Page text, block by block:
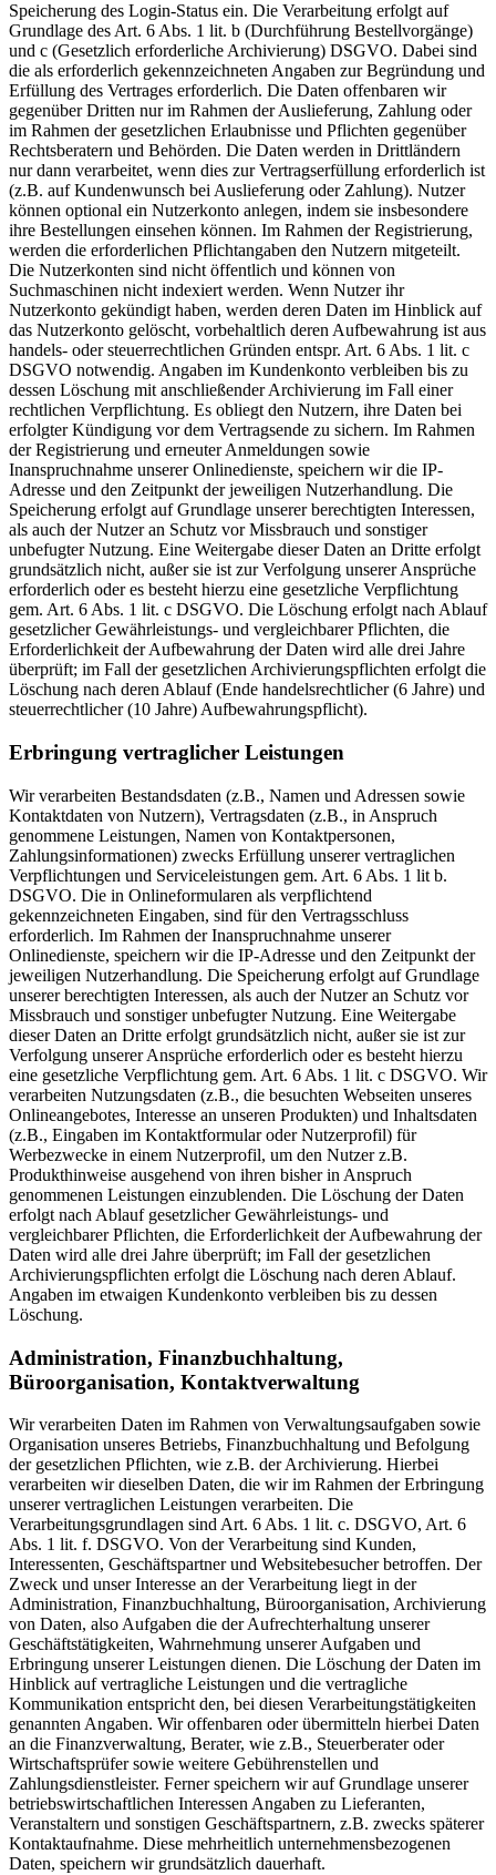
Speicherung des Login-Status ein. Die Verarbeitung erfolgt auf
Grundlage des Art. 6 Abs. 1 lit. b (Durchführung Bestellvorgänge)
und c (Gesetzlich erforderliche Archivierung) DSGVO. Dabei sind
die als erforderlich gekennzeichneten Angaben zur Begründung und
Erfüllung des Vertrages erforderlich. Die Daten offenbaren wir
gegenüber Dritten nur im Rahmen der Auslieferung, Zahlung oder
im Rahmen der gesetzlichen Erlaubnisse und Pflichten gegenüber
Rechtsberatern und Behörden. Die Daten werden in Drittländern
nur dann verarbeitet, wenn dies zur Vertragserfüllung erforderlich ist
(z.B. auf Kundenwunsch bei Auslieferung oder Zahlung). Nutzer
können optional ein Nutzerkonto anlegen, indem sie insbesondere
ihre Bestellungen einsehen können. Im Rahmen der Registrierung,
werden die erforderlichen Pflichtangaben den Nutzern mitgeteilt.
Die Nutzerkonten sind nicht öffentlich und können von
Suchmaschinen nicht indexiert werden. Wenn Nutzer ihr
Nutzerkonto gekündigt haben, werden deren Daten im Hinblick auf
das Nutzerkonto gelöscht, vorbehaltlich deren Aufbewahrung ist aus
handels- oder steuerrechtlichen Gründen entspr. Art. 6 Abs. 1 lit. c
DSGVO notwendig. Angaben im Kundenkonto verbleiben bis zu
dessen Löschung mit anschließender Archivierung im Fall einer
rechtlichen Verpflichtung. Es obliegt den Nutzern, ihre Daten bei
erfolgter Kündigung vor dem Vertragsende zu sichern. Im Rahmen
der Registrierung und erneuter Anmeldungen sowie
Inanspruchnahme unserer Onlinedienste, speichern wir die IP-
Adresse und den Zeitpunkt der jeweiligen Nutzerhandlung. Die
Speicherung erfolgt auf Grundlage unserer berechtigten Interessen,
als auch der Nutzer an Schutz vor Missbrauch und sonstiger
unbefugter Nutzung. Eine Weitergabe dieser Daten an Dritte erfolgt
grundsätzlich nicht, außer sie ist zur Verfolgung unserer Ansprüche
erforderlich oder es besteht hierzu eine gesetzliche Verpflichtung
gem. Art. 6 Abs. 1 lit. c DSGVO. Die Löschung erfolgt nach Ablauf
gesetzlicher Gewährleistungs- und vergleichbarer Pflichten, die
Erforderlichkeit der Aufbewahrung der Daten wird alle drei Jahre
überprüft; im Fall der gesetzlichen Archivierungspflichten erfolgt die
Löschung nach deren Ablauf (Ende handelsrechtlicher (6 Jahre) und
steuerrechtlicher (10 Jahre) Aufbewahrungspflicht).
Erbringung vertraglicher Leistungen
Wir verarbeiten Bestandsdaten (z.B., Namen und Adressen sowie
Kontaktdaten von Nutzern), Vertragsdaten (z.B., in Anspruch
genommene Leistungen, Namen von Kontaktpersonen,
Zahlungsinformationen) zwecks Erfüllung unserer vertraglichen
Verpflichtungen und Serviceleistungen gem. Art. 6 Abs. 1 lit b.
DSGVO. Die in Onlineformularen als verpflichtend
gekennzeichneten Eingaben, sind für den Vertragsschluss
erforderlich. Im Rahmen der Inanspruchnahme unserer
Onlinedienste, speichern wir die IP-Adresse und den Zeitpunkt der
jeweiligen Nutzerhandlung. Die Speicherung erfolgt auf Grundlage
unserer berechtigten Interessen, als auch der Nutzer an Schutz vor
Missbrauch und sonstiger unbefugter Nutzung. Eine Weitergabe
dieser Daten an Dritte erfolgt grundsätzlich nicht, außer sie ist zur
Verfolgung unserer Ansprüche erforderlich oder es besteht hierzu
eine gesetzliche Verpflichtung gem. Art. 6 Abs. 1 lit. c DSGVO. Wir
verarbeiten Nutzungsdaten (z.B., die besuchten Webseiten unseres
Onlineangebotes, Interesse an unseren Produkten) und Inhaltsdaten
(z.B., Eingaben im Kontaktformular oder Nutzerprofil) für
Werbezwecke in einem Nutzerprofil, um den Nutzer z.B.
Produkthinweise ausgehend von ihren bisher in Anspruch
genommenen Leistungen einzublenden. Die Löschung der Daten
erfolgt nach Ablauf gesetzlicher Gewährleistungs- und
vergleichbarer Pflichten, die Erforderlichkeit der Aufbewahrung der
Daten wird alle drei Jahre überprüft; im Fall der gesetzlichen
Archivierungspflichten erfolgt die Löschung nach deren Ablauf.
Angaben im etwaigen Kundenkonto verbleiben bis zu dessen
Löschung.
Administration, Finanzbuchhaltung,
Büroorganisation, Kontaktverwaltung
Wir verarbeiten Daten im Rahmen von Verwaltungsaufgaben sowie
Organisation unseres Betriebs, Finanzbuchhaltung und Befolgung
der gesetzlichen Pflichten, wie z.B. der Archivierung. Hierbei
verarbeiten wir dieselben Daten, die wir im Rahmen der Erbringung
unserer vertraglichen Leistungen verarbeiten. Die
Verarbeitungsgrundlagen sind Art. 6 Abs. 1 lit. c. DSGVO, Art. 6
Abs. 1 lit. f. DSGVO. Von der Verarbeitung sind Kunden,
Interessenten, Geschäftspartner und Websitebesucher betroffen. Der
Zweck und unser Interesse an der Verarbeitung liegt in der
Administration, Finanzbuchhaltung, Büroorganisation, Archivierung
von Daten, also Aufgaben die der Aufrechterhaltung unserer
Geschäftstätigkeiten, Wahrnehmung unserer Aufgaben und
Erbringung unserer Leistungen dienen. Die Löschung der Daten im
Hinblick auf vertragliche Leistungen und die vertragliche
Kommunikation entspricht den, bei diesen Verarbeitungstätigkeiten
genannten Angaben. Wir offenbaren oder übermitteln hierbei Daten
an die Finanzverwaltung, Berater, wie z.B., Steuerberater oder
Wirtschaftsprüfer sowie weitere Gebührenstellen und
Zahlungsdienstleister. Ferner speichern wir auf Grundlage unserer
betriebswirtschaftlichen Interessen Angaben zu Lieferanten,
Veranstaltern und sonstigen Geschäftspartnern, z.B. zwecks späterer
Kontaktaufnahme. Diese mehrheitlich unternehmensbezogenen
Daten, speichern wir grundsätzlich dauerhaft.